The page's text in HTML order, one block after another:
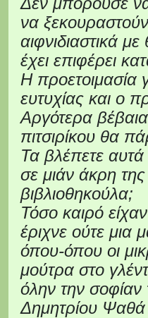
να
αιφνιδιαστικά
έχει επιφέρει
Η προετοιμασία
ευτυχίας και ο
Αργότερα
πιτσιρίκου θα
Τα βλέπετε αυτά
σε μιάν άκρη
βιβλιοθηκούλα;
Τόσο καιρό
έριχνε ούτε μια
όπου-όπου οι
μούτρα στο
όλην την
Δημητρίου